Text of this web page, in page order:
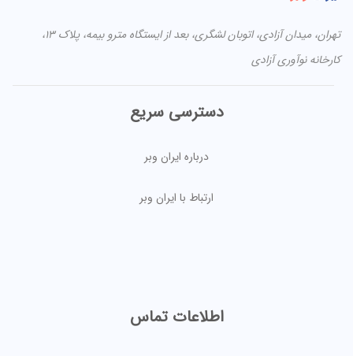
تهران، میدان آزادی، اتوبان لشگری، بعد از ایستگاه مترو بیمه، پلاک ۱۳،
کارخانه نوآوری آزادی
دسترسی سریع
درباره ایران وبر
ارتباط با ایران وبر
اطلاعات تماس